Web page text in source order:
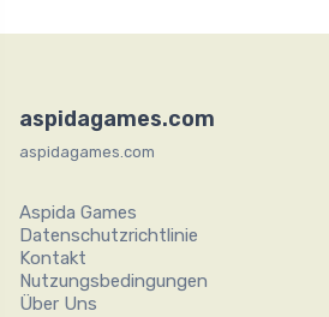
aspidagames.com
aspidagames.com
Aspida Games
Datenschutzrichtlinie
Kontakt
Nutzungsbedingungen
Über Uns